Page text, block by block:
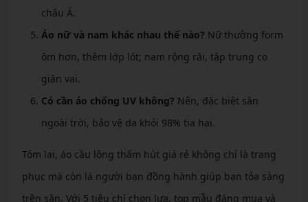
châu Á.
Áo nữ và nam khác nhau thế nào? Nữ thường form
ôm hơn, thêm lớp lót; nam rộng rãi, tập trung co
giãn vai.
Có cần áo chống UV không? Nên, đặc biệt sân
ngoài trời, bảo vệ da khỏi 98% tia hại.
Tóm lại, áo cầu lông thấm hút giá rẻ không chỉ là trang
phục mà còn là người bạn đồng hành giúp bạn tỏa sáng
trên sân. Với 5 tiêu chí chọn lựa, top mẫu đáng mua và